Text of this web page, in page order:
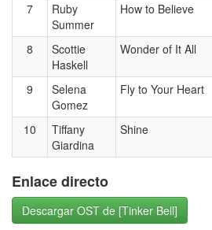
7
Ruby
Summer
How to Believe
8
Scottie
Haskell
Wonder of It All
9
Selena
Gomez
Fly to Your Heart
10
Tiffany
Giardina
Shine
Enlace directo
Descargar OST de [Tinker Bell]